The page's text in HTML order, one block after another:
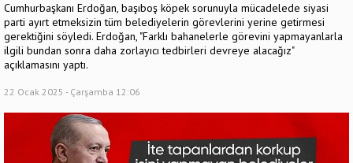
Cumhurbaşkanı Erdoğan, başıboş köpek sorunuyla mücadelede siyasi
parti ayırt etmeksizin tüm belediyelerin görevlerini yerine getirmesi
gerektiğini söyledi. Erdoğan, "Farklı bahanelerle görevini yapmayanlarla
ilgili bundan sonra daha zorlayıcı tedbirleri devreye alacağız"
açıklamasını yaptı.
22 Ocak 2025 - Çarşamba 12:06